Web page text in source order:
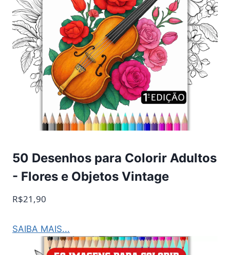
50 Desenhos para Colorir Adultos
- Flores e Objetos Vintage
R$21,90
SAIBA MAIS...